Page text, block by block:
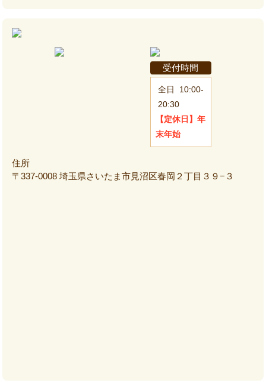
受付時間
全日
10:00-
20:30
【定休日】 年
末年始
住所
〒337-0008 埼玉県さいたま市見沼区春岡２丁目３９−３